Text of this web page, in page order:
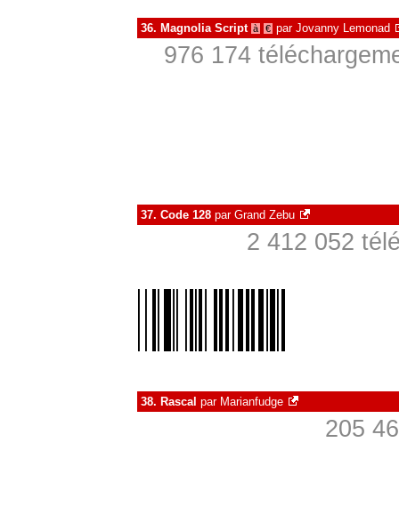
36. Magnolia Script à € par Jovanny Lemonad
976 174
37. Code 128 par Grand Zebu
2 412 052
38. Rascal par Marianfudge
205